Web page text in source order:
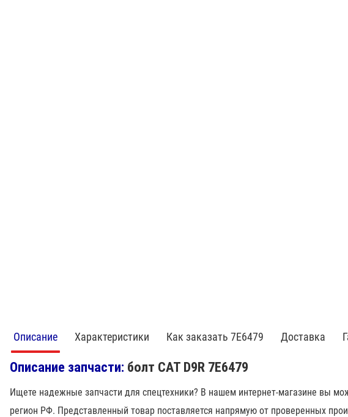
Описание Характеристики Как заказать 7E6479 Доставка
Описание запчасти: болт CAT D9R 7E6479
Ищете надежные запчасти для спецтехники? В нашем интернет-магазине вы
регион РФ. Представленный товар поставляется напрямую от проверенных